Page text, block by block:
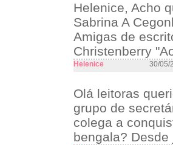
Helenice, Acho
Sabrina A
Amigas de
Christenberry
Helenice 30/05/
Olá leitoras
grupo de
colega a
bengala?